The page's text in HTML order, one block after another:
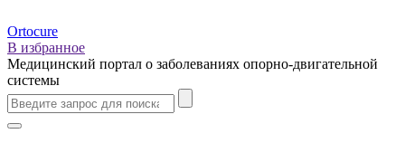
Ortocure
В избранное
Медицинский портал о заболеваниях опорно-двигательной
системы